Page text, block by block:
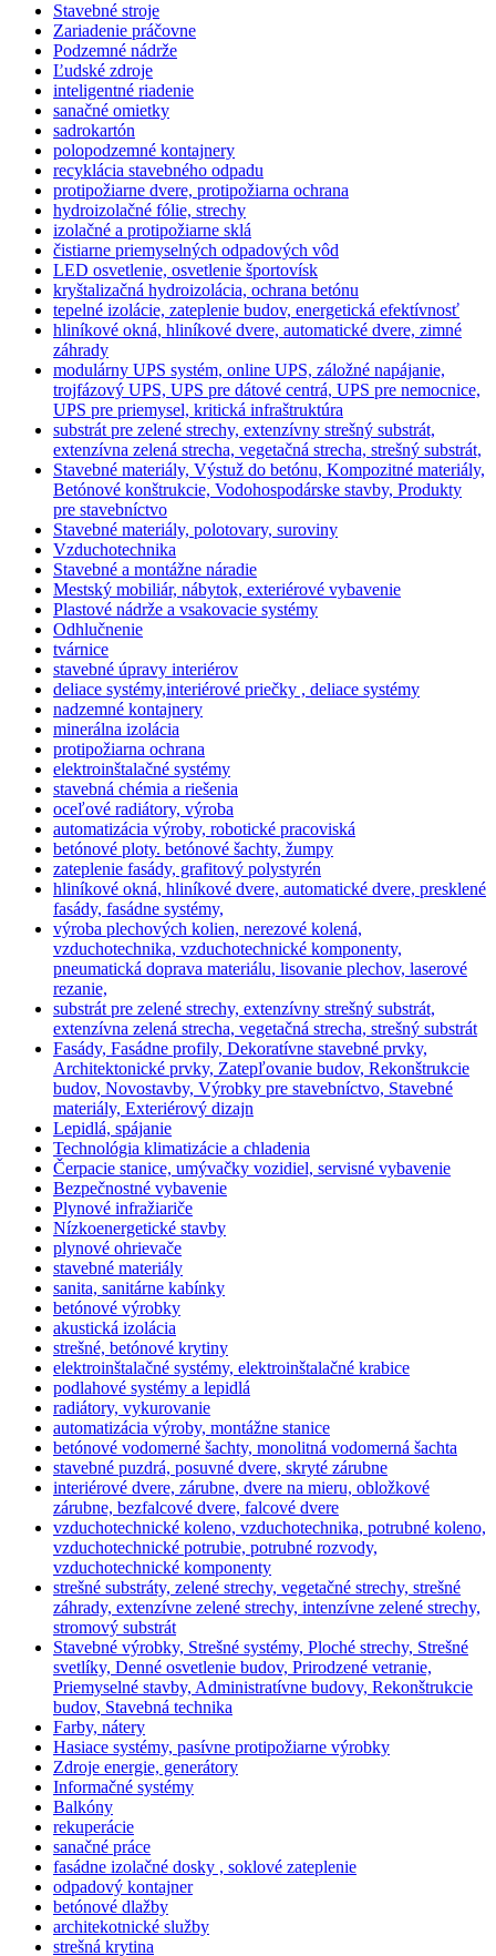
Stavebné stroje
Zariadenie práčovne
Podzemné nádrže
Ľudské zdroje
inteligentné riadenie
sanačné omietky
sadrokartón
polopodzemné kontajnery
recyklácia stavebného odpadu
protipožiarne dvere, protipožiarna ochrana
hydroizolačné fólie, strechy
izolačné a protipožiarne sklá
čistiarne priemyselných odpadových vôd
LED osvetlenie, osvetlenie športovísk
kryštalizačná hydroizolácia, ochrana betónu
tepelné izolácie, zateplenie budov, energetická efektívnosť
hliníkové okná, hliníkové dvere, automatické dvere, zimné
záhrady
modulárny UPS systém, online UPS, záložné napájanie,
trojfázový UPS, UPS pre dátové centrá, UPS pre nemocnice,
UPS pre priemysel, kritická infraštruktúra
substrát pre zelené strechy, extenzívny strešný substrát,
extenzívna zelená strecha, vegetačná strecha, strešný substrát,
Stavebné materiály, Výstuž do betónu, Kompozitné materiály,
Betónové konštrukcie, Vodohospodárske stavby, Produkty
pre stavebníctvo
Stavebné materiály, polotovary, suroviny
Vzduchotechnika
Stavebné a montážne náradie
Mestský mobiliár, nábytok, exteriérové vybavenie
Plastové nádrže a vsakovacie systémy
Odhlučnenie
tvárnice
stavebné úpravy interiérov
deliace systémy,interiérové priečky , deliace systémy
nadzemné kontajnery
minerálna izolácia
protipožiarna ochrana
elektroinštalačné systémy
stavebná chémia a riešenia
oceľové radiátory, výroba
automatizácia výroby, robotické pracoviská
betónové ploty. betónové šachty, žumpy
zateplenie fasády, grafitový polystyrén
hliníkové okná, hliníkové dvere, automatické dvere, presklené
fasády, fasádne systémy,
výroba plechových kolien, nerezové kolená,
vzduchotechnika, vzduchotechnické komponenty,
pneumatická doprava materiálu, lisovanie plechov, laserové
rezanie,
substrát pre zelené strechy, extenzívny strešný substrát,
extenzívna zelená strecha, vegetačná strecha, strešný substrát
Fasády, Fasádne profily, Dekoratívne stavebné prvky,
Architektonické prvky, Zatepľovanie budov, Rekonštrukcie
budov, Novostavby, Výrobky pre stavebníctvo, Stavebné
materiály, Exteriérový dizajn
Lepidlá, spájanie
Technológia klimatizácie a chladenia
Čerpacie stanice, umývačky vozidiel, servisné vybavenie
Bezpečnostné vybavenie
Plynové infražiariče
Nízkoenergetické stavby
plynové ohrievače
stavebné materiály
sanita, sanitárne kabínky
betónové výrobky
akustická izolácia
strešné, betónové krytiny
elektroinštalačné systémy, elektroinštalačné krabice
podlahové systémy a lepidlá
radiátory, vykurovanie
automatizácia výroby, montážne stanice
betónové vodomerné šachty, monolitná vodomerná šachta
stavebné puzdrá, posuvné dvere, skryté zárubne
interiérové dvere, zárubne, dvere na mieru, obložkové
zárubne, bezfalcové dvere, falcové dvere
vzduchotechnické koleno, vzduchotechnika, potrubné koleno,
vzduchotechnické potrubie, potrubné rozvody,
vzduchotechnické komponenty
strešné substráty, zelené strechy, vegetačné strechy, strešné
záhrady, extenzívne zelené strechy, intenzívne zelené strechy,
stromový substrát
Stavebné výrobky, Strešné systémy, Ploché strechy, Strešné
svetlíky, Denné osvetlenie budov, Prirodzené vetranie,
Priemyselné stavby, Administratívne budovy, Rekonštrukcie
budov, Stavebná technika
Farby, nátery
Hasiace systémy, pasívne protipožiarne výrobky
Zdroje energie, generátory
Informačné systémy
Balkóny
rekuperácie
sanačné práce
fasádne izolačné dosky , soklové zateplenie
odpadový kontajner
betónové dlažby
architekotnické služby
strešná krytina